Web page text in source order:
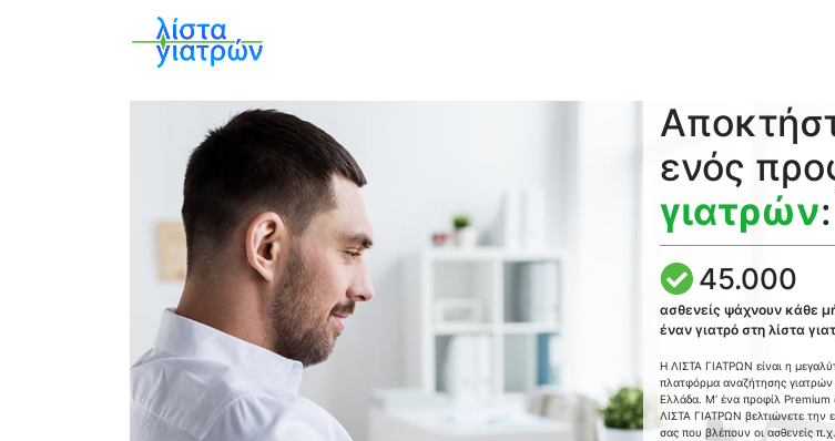
ενός
γιατρών:
45.000
ασθενείς ψάχνουν κάθε
έναν γιατρό στη λίστα
Η ΛΙΣΤΑ ΓΙΑΤΡΩΝ είναι η
πλατφόρμα αναζήτησης γιατρών
Ελλάδα. Μ’ ένα προφίλ Premium
ΛΙΣΤΑ ΓΙΑΤΡΩΝ βελτιώνετε την
σας που βλέπουν οι ασθενείς π.χ.